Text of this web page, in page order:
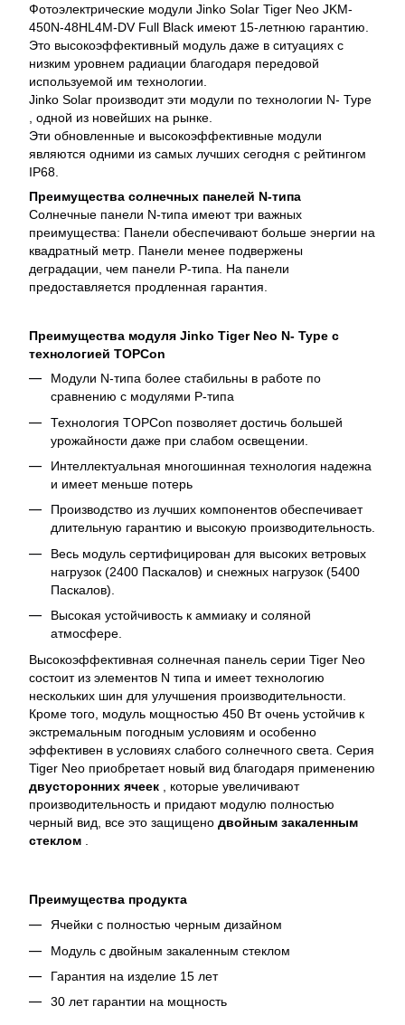
Фотоэлектрические модули Jinko Solar Tiger Neo JKM-
450N-48HL4M-DV Full Black имеют 15-летнюю гарантию.
Это высокоэффективный модуль даже в ситуациях с
низким уровнем радиации благодаря передовой
используемой им технологии.
Jinko Solar производит эти модули по технологии N- Type
, одной из новейших на рынке.
Эти обновленные и высокоэффективные модули
являются одними из самых лучших сегодня с рейтингом
IP68.
Преимущества солнечных панелей N-типа
Солнечные панели N-типа имеют три важных
преимущества: Панели обеспечивают больше энергии на
квадратный метр. Панели менее подвержены
деградации, чем панели P-типа. На панели
предоставляется продленная гарантия.
Преимущества модуля Jinko Tiger Neo N- Type с
технологией TOPCon
Модули N-типа более стабильны в работе по
сравнению с модулями P-типа
Технология TOPCon позволяет достичь большей
урожайности даже при слабом освещении.
Интеллектуальная многошинная технология надежна
и имеет меньше потерь
Производство из лучших компонентов обеспечивает
длительную гарантию и высокую производительность.
Весь модуль сертифицирован для высоких ветровых
нагрузок (2400 Паскалов) и снежных нагрузок (5400
Паскалов).
Высокая устойчивость к аммиаку и соляной
атмосфере.
Высокоэффективная солнечная панель серии Tiger Neo
состоит из элементов N типа и имеет технологию
нескольких шин для улучшения производительности.
Кроме того, модуль мощностью 450 Вт очень устойчив к
экстремальным погодным условиям и особенно
эффективен в условиях слабого солнечного света. Серия
Tiger Neo приобретает новый вид благодаря применению
двусторонних ячеек
, которые увеличивают
производительность и придают модулю полностью
черный вид, все это защищено двойным закаленным
стеклом
Преимущества продукта
Ячейки с полностью черным дизайном
Модуль с двойным закаленным стеклом
Гарантия на изделие 15 лет
30 лет гарантии на мощность